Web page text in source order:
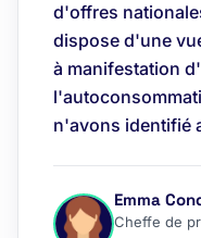
d'offres
dispose d'une
à manifestation
n'avons identifié
Emma